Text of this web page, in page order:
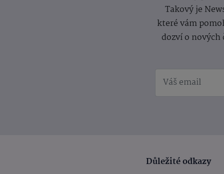
Takový je
které vám
dozví o
Důležité odkazy